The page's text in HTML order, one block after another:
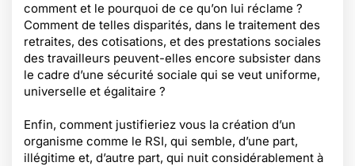
comment et le pourquoi de ce qu’on lui réclame ?
Comment de telles disparités, dans le traitement des
retraites, des cotisations, et des prestations sociales
des travailleurs peuvent-elles encore subsister dans
le cadre d’une sécurité sociale qui se veut uniforme,
universelle et égalitaire ?
Enfin, comment justifieriez vous la création d’un
organisme comme le RSI, qui semble, d’une part,
illégitime et, d’autre part, qui nuit considérablement à